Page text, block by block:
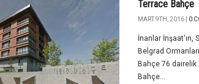
Terrace Bahçe
MART 9TH, 2016 | 0
İnanlar İnşaat'ın,
Belgrad
Bahçe 76 dairelik
Bahçe...